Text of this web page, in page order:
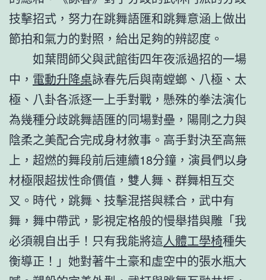
技擊招式，努力在跳舞語匯和跳舞意涵上做出
節拍和氣力的對照，給出足夠的辨認度。
如葉問師父與武館街四年夜派過招的一場
中， 電動升降桌詠春先后與南螳螂、八極、太
極、八卦各派逐一上手對戰，懸殊的拳法演化
為幾種分歧跳舞語匯的同場對壘，陽剛之力與
陰柔之美配合完成身材敘事。高手對決至高無
上，超燃的舞段前后連續18分鐘，演員們以身
材極限超拔性命價值，雙人舞、群舞相互交
叉。時代，跳舞、技擊混搭與糅合，武中有
舞，舞中帶武，影視定格般的慢舉措與雕「我
必須親自出手！只有我能將這人體工學椅種失
衡導正！」她對著牛土豪和虛空中的張水瓶大